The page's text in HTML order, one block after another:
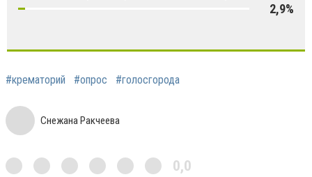
2,9%
#крематорий #опрос #голосгорода
Снежана Ракчеева
0,0